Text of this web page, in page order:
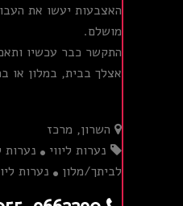
האצבעות יעשו את
מושלם.
התקשר כבר עכשיו
אצלך בבית, במלון או
השרון, מרכז
נערות ליווי
נערות
לביתך/מלון
נערות